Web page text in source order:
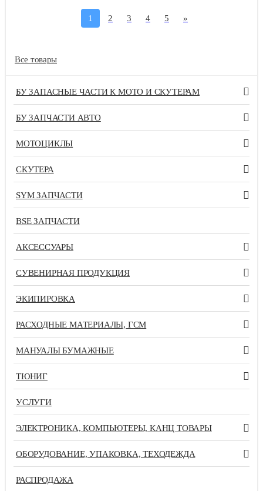
1 2 3 4 5 »
Все товары
БУ ЗАПАСНЫЕ ЧАСТИ К МОТО И СКУТЕРАМ
БУ ЗАПЧАСТИ АВТО
МОТОЦИКЛЫ
СКУТЕРА
SYM ЗАПЧАСТИ
BSE ЗАПЧАСТИ
АКСЕССУАРЫ
СУВЕНИРНАЯ ПРОДУКЦИЯ
ЭКИПИРОВКА
РАСХОДНЫЕ МАТЕРИАЛЫ, ГСМ
МАНУАЛЫ БУМАЖНЫЕ
ТЮНИГ
УСЛУГИ
ЭЛЕКТРОНИКА, КОМПЬЮТЕРЫ, КАНЦ ТОВАРЫ
ОБОРУДОВАНИЕ, УПАКОВКА, ТЕХОДЕЖДА
РАСПРОДАЖА